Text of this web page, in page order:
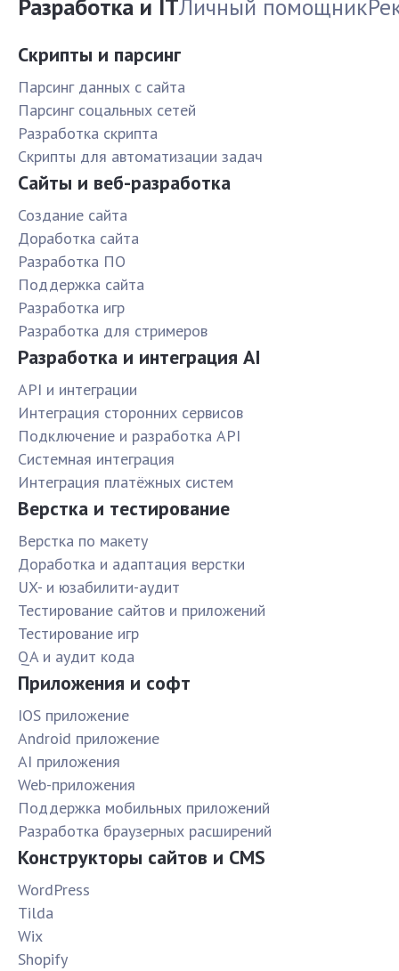
Разработка и ITЛичный помощник
Скрипты и парсинг
Парсинг данных с сайта
Парсинг соцальных сетей
Разработка скрипта
Скрипты для автоматизации задач
Сайты и веб-разработка
Создание сайта
Доработка сайта
Разработка ПО
Поддержка сайта
Разработка игр
Разработка для стримеров
Разработка и интеграция AI
API и интеграции
Интеграция сторонних сервисов
Подключение и разработка API
Системная интеграция
Интеграция платёжных систем
Верстка и тестирование
Верстка по макету
Доработка и адаптация верстки
UX- и юзабилити-аудит
Тестирование сайтов и приложений
Тестирование игр
QA и аудит кода
Приложения и софт
IOS приложение
Android приложение
AI приложения
Web-приложения
Поддержка мобильных приложений
Разработка браузерных расширений
Конструкторы сайтов и CMS
WordPress
Tilda
Wix
Shopify